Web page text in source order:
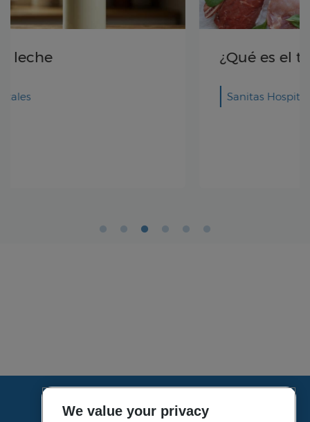
¿Qué es el triptófano?
HOME
We value your privacy